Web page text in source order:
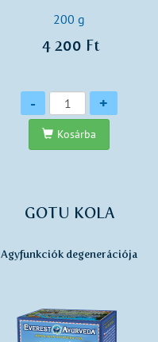
200 g
4 200 Ft
Mennyiség
- +
Kosárba
GOTU KOLA
Agyfunkciók degenerációja